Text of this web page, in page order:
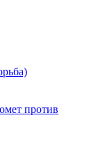
против